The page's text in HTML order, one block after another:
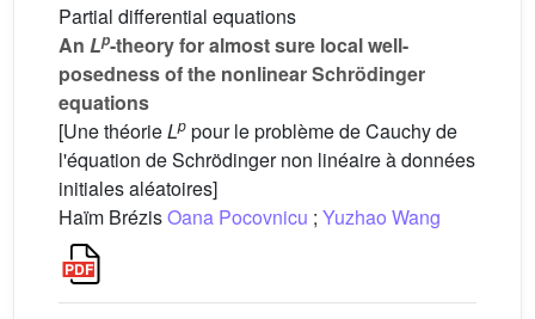
Partial differential equations
An Lp-theory for almost sure local well-
posedness of the nonlinear Schrödinger
equations
[Une théorieLp pour le problème de Cauchy de
l'équation de Schrödinger non linéaire à données
initiales aléatoires]
Haïm BrézisOana Pocovnicu ; Yuzhao Wang